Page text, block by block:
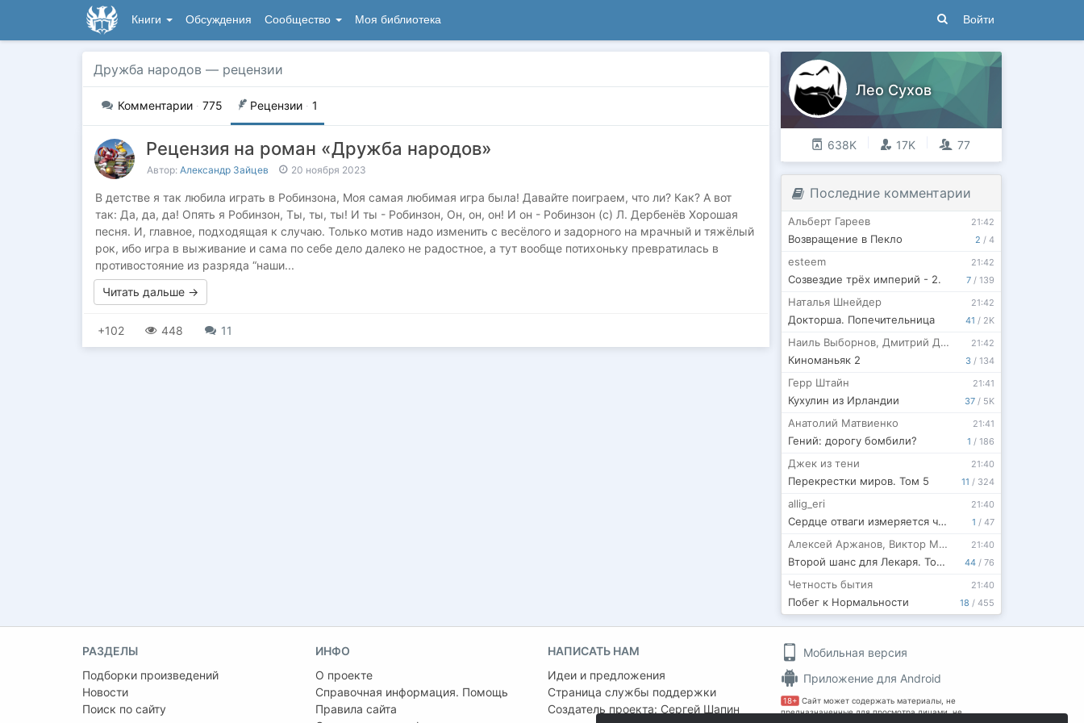
Книги Обсуждения Сообщество Моя библиотека Войти
Дружба народов — рецензии
Комментарии · 775 Рецензии · 1
Рецензия на роман «Дружба народов»
Автор: Александр Зайцев 20 ноября 2023
В детстве я так любила играть в Робинзона, Моя самая любимая игра была! Давайте поиграем, что ли? Как? А вот
так: Да, да, да! Опять я Робинзон, Ты, ты, ты! И ты - Робинзон, Он, он, он! И он - Робинзон (с) Л. Дербенёв Хорошая
песня. И, главное, подходящая к случаю. Только мотив надо изменить с весёлого и задорного на мрачный и тяжёлый
рок, ибо игра в выживание и сама по себе дело далеко не радостное, а тут вообще потихоньку превратилась в
противостояние из разряда “наши...
Читать дальше →
+102 448 11
Лео Сухов
638K 17K 77
Последние комментарии
2 / 4
21:42
Альберт Гареев
Возвращение в Пекло
7 / 139
21:42
esteem
Созвездие трёх империй - 2.
41 / 2K
21:42
Наталья Шнейдер
Докторша. Попечительница
3 / 134
21:42
Наиль Выборнов, Дмитрий Досужий
Киноманьяк 2
37 / 5K
21:41
Герр Штайн
Кухулин из Ирландии
1 / 186
21:41
Анатолий Матвиенко
Гений: дорогу бомбили?
11 / 324
21:40
Джек из тени
Перекрестки миров. Том 5
1 / 47
21:40
allig_eri
Сердце отваги измеряется численностью. Книга 6
44 / 76
21:40
Алексей Аржанов, Виктор Молотов
Второй шанс для Лекаря. Том 4
18 / 455
21:40
Четность бытия
Побег к Нормальности
РАЗДЕЛЫ
Подборки произведений
Новости
Поиск по сайту
ИНФО
О проекте
Справочная информация. Помощь
Правила сайта
НАПИСАТЬ НАМ
Идеи и предложения
Страница службы поддержки
Создатель проекта: Сергей Шапин
Мобильная версия
Приложение для Android
18+ Сайт может содержать материалы, не
предназначенные для просмотра лицами, не